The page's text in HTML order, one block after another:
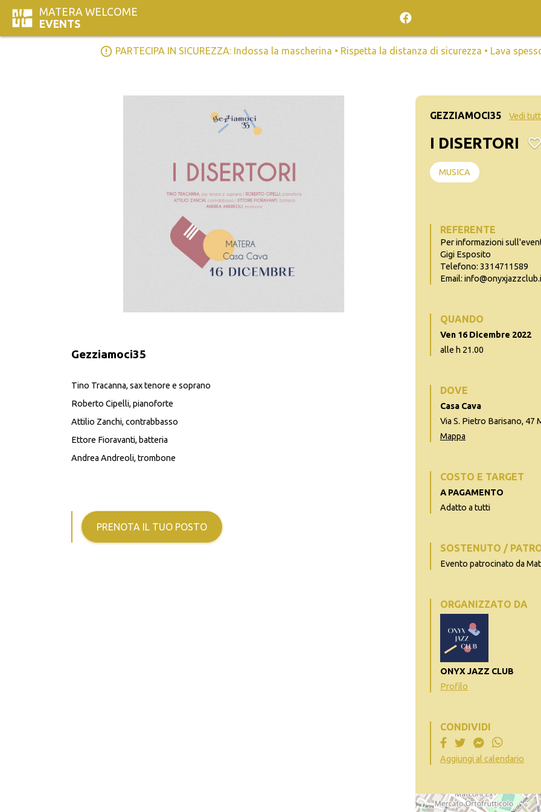
MATERA WELCOME
EVENTS
error_outline PARTECIPA IN SICUREZZA: Indossa la mascherina • Rispetta la distanza di sicurezza • Lava
Gezziamoci35
Tino Tracanna, sax tenore e soprano
Roberto Cipelli, pianoforte
Attilio Zanchi, contrabbasso
Ettore Fioravanti, batteria
Andrea Andreoli, trombone
PRENOTA IL TUO POSTO
GEZZIAMOCI35 Vedi
I DISERTORI
MUSICA
REFERENTE
Per informazioni
Gigi Esposito
Telefono: 3314711589
Email:
QUANDO
Ven 16 Dicembre 2022
alle h 21.00
DOVE
Casa Cava
Via S. Pietro Barisano, 47
Mappa
COSTO E TARGET
A PAGAMENTO
Adatto a tutti
SOSTENUTO /
Evento patrocinato da
ORGANIZZATO DA
ONYX JAZZ CLUB
Profilo
CONDIVIDI
Aggiungi al calendario